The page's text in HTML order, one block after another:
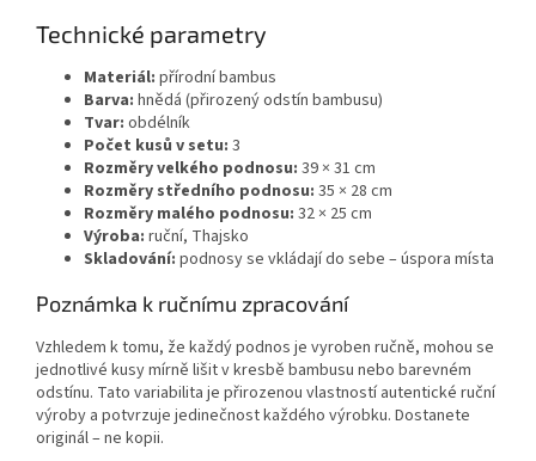
Technické parametry
Materiál: přírodní bambus
Barva: hnědá (přirozený odstín bambusu)
Tvar: obdélník
Počet kusů v setu: 3
Rozměry velkého podnosu: 39 × 31 cm
Rozměry středního podnosu: 35 × 28 cm
Rozměry malého podnosu: 32 × 25 cm
Výroba: ruční, Thajsko
Skladování: podnosy se vkládají do sebe – úspora místa
Poznámka k ručnímu zpracování
Vzhledem k tomu, že každý podnos je vyroben ručně, mohou se
jednotlivé kusy mírně lišit v kresbě bambusu nebo barevném
odstínu. Tato variabilita je přirozenou vlastností autentické ruční
výroby a potvrzuje jedinečnost každého výrobku. Dostanete
originál – ne kopii.